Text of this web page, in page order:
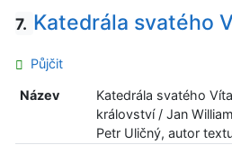
7. Katedrála svatého
Půjčit
Název
Katedrála svatého
království / Jan
Petr Uličný, autor